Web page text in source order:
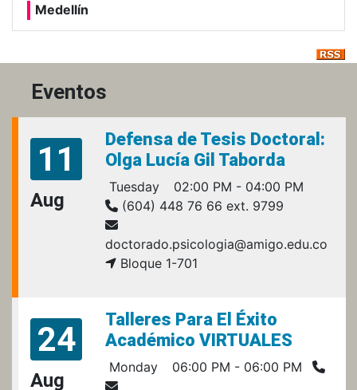
Medellín
Eventos
11
Aug
Defensa de Tesis Doctoral:
Olga Lucía Gil Taborda
Tuesday
02:00 PM - 04:00 PM
(604) 448 76 66 ext. 9799
doctorado.psicologia@amigo.edu.co
Bloque 1-701
24
Aug
Talleres Para El Éxito
Académico VIRTUALES
Monday 06:00 PM - 06:00 PM